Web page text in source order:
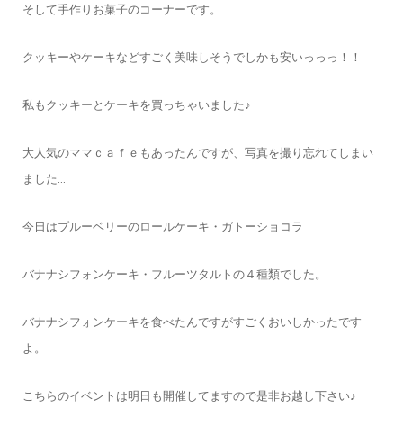
そして手作りお菓子のコーナーです。
クッキーやケーキなどすごく美味しそうでしかも安いっっっ！！
私もクッキーとケーキを買っちゃいました♪
大人気のママｃａｆｅもあったんですが、写真を撮り忘れてしまい
ました…
今日はブルーベリーのロールケーキ・ガトーショコラ
バナナシフォンケーキ・フルーツタルトの４種類でした。
バナナシフォンケーキを食べたんですがすごくおいしかったです
よ。
こちらのイベントは明日も開催してますので是非お越し下さい♪